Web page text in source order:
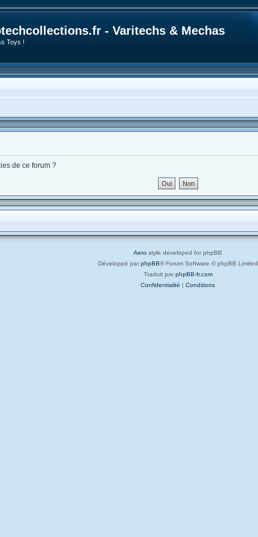
- Varitechs & Mechas
Toys !
de ce forum ?
Aero style developed for phpBB
Développé par phpBB® Forum Software © phpBB Limited
Traduit par phpBB-fr.com
Confidentialité | Conditions